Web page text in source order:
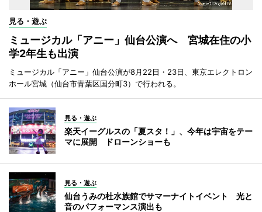
見る・遊ぶ
ミュージカル「アニー」仙台公演へ 宮城在住の小
学2年生も出演
ミュージカル「アニー」仙台公演が8月22日・23日、東京エレクトロン
ホール宮城（仙台市青葉区国分町3）で行われる。
見る・遊ぶ
楽天イーグルスの「夏スタ！」、今年は宇宙をテー
マに展開 ドローンショーも
見る・遊ぶ
仙台うみの杜水族館でサマーナイトイベント 光と
音のパフォーマンス演出も